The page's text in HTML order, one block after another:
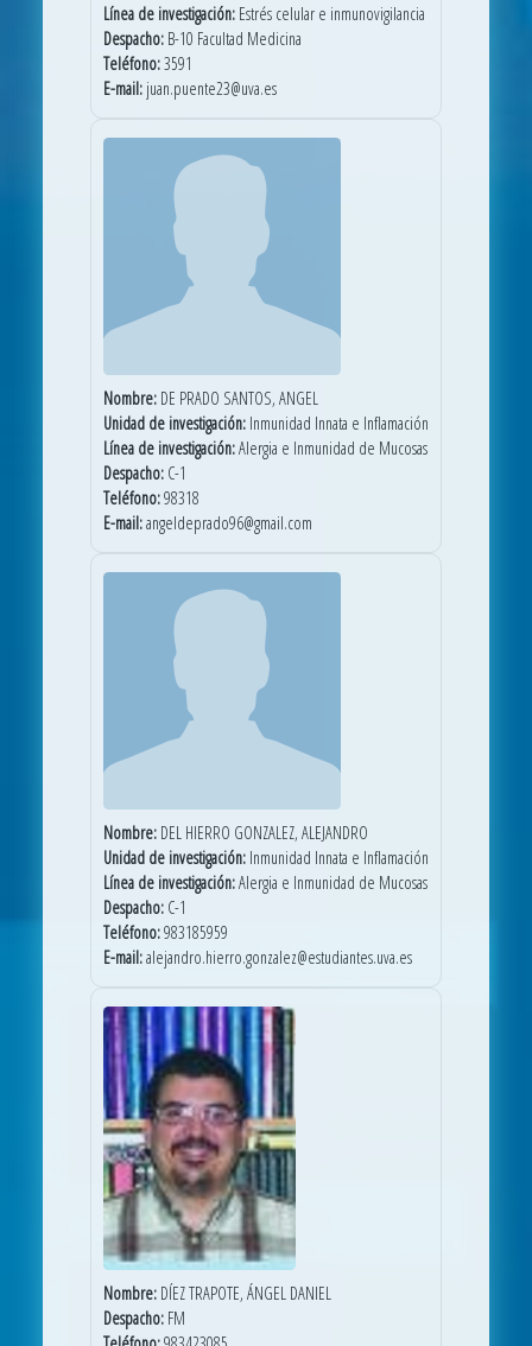
Línea de investigación: Estrés celular e inmunovigilancia
Despacho: B-10 Facultad Medicina
Teléfono:3591
E-mail: juan.puente23@uva.es
Nombre: DE PRADO SANTOS, ANGEL
Unidad de investigación: Inmunidad Innata e Inflamación
Línea de investigación:Alergia e Inmunidad de Mucosas
Despacho: C-1
Teléfono:98318
E-mail:angeldeprado96@gmail.com
Nombre: DEL HIERRO GONZALEZ, ALEJANDRO
Unidad de investigación: Inmunidad Innata e Inflamación
Línea de investigación:Alergia e Inmunidad de Mucosas
Despacho: C-1
Teléfono:983185959
E-mail:alejandro.hierro.gonzalez@estudiantes.uva.es
Nombre: DÍEZ TRAPOTE, ÁNGEL DANIEL
Despacho: FM